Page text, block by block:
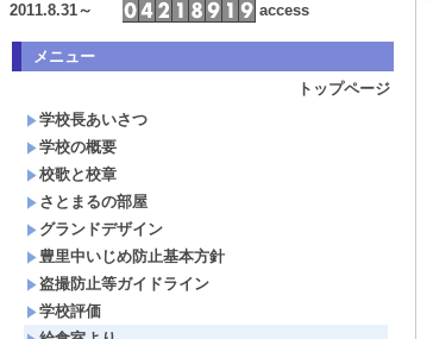
2011.8.31～ access
メニュー
トップページ
学校長あいさつ
学校の概要
校歌と校章
さとまるの部屋
グランドデザイン
豊里中いじめ防止基本方針
盗撮防止等ガイドライン
学校評価